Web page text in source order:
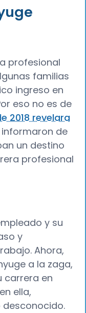
profesional
familias
ingreso en
eso no es de
2018 revelara
informaron de
un destino
profesional
y su
y
Ahora,
a la zaga,
carrera en
ella,